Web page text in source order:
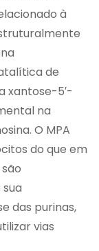
à
de
xantose-5′-
na
O MPA
do que em
das purinas,
vias